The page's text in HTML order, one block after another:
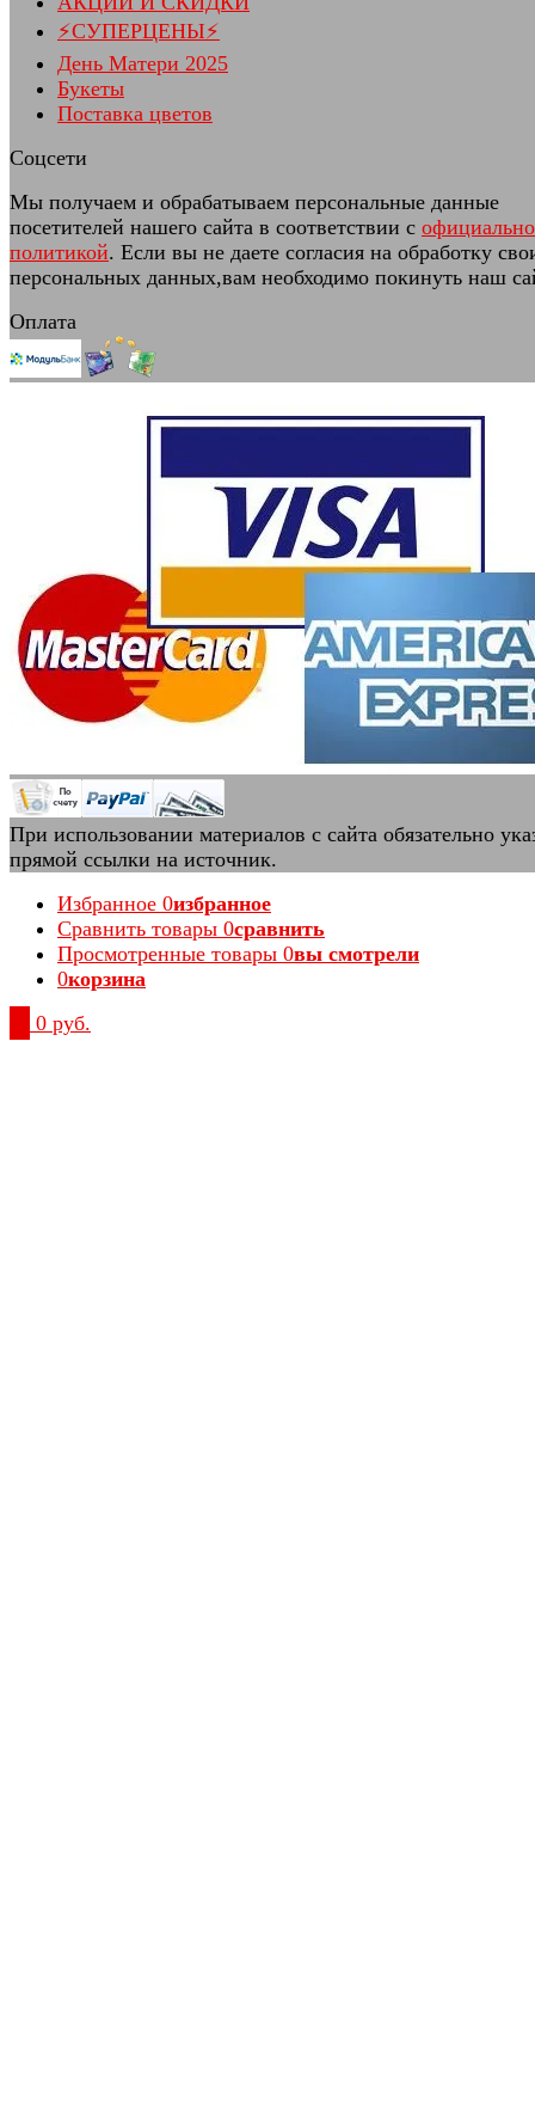
⚡СУПЕРЦЕНЫ⚡
День Матери 2025
Букеты
Поставка цветов
Соцсети
Мы получаем и обрабатываем персональные данные
посетителей нашего сайта в соответствии с
политикой. Если вы не даете согласия на обработку
персональных данных,вам необходимо покинуть наш
Оплата
При использовании материалов с сайта обязательно
прямой ссылки на источник.
Избранное 0избранное
Сравнить товары 0сравнить
Просмотренные товары 0вы смотрели
0корзина
0 руб.